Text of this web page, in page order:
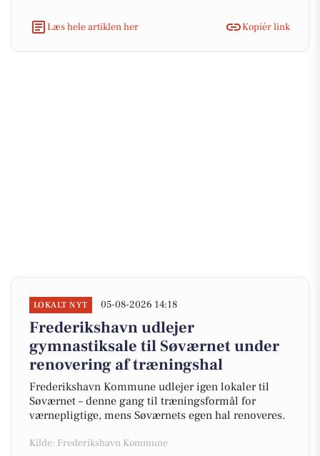
Læs hele artiklen her Kopiér link
LOKALT NYT 05-08-2026 14:18
Frederikshavn udlejer
gymnastiksale til Søværnet under
renovering af træningshal
Frederikshavn Kommune udlejer igen lokaler til
Søværnet – denne gang til træningsformål for
værnepligtige, mens Søværnets egen hal renoveres.
Kilde: Frederikshavn Kommune